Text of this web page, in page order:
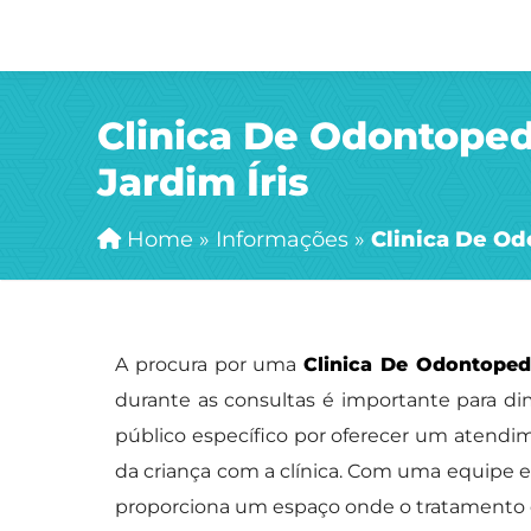
Clinica De
Jardim Íris
Home » Informações »Clinica De
A procura por umaClinica De
durante as consultas é importante para
público específico por oferecer um
da criança com a clínica. Com uma equipe
proporciona um espaço onde o